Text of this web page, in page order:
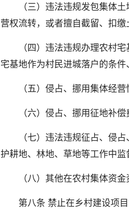
（三）违法违规发包集体土
营权流转，或者擅自截留、扣
（四）违法违规办理农村宅
宅基地作为村民进城落户的条件
（五）侵占、挪用集体经营
（六）侵占、挪用征地补偿
（七）违法违规征占、侵占、
护耕地、林地、草地等工作中监
（八）其他在农村集体资金
第八条 禁止在乡村建设项目